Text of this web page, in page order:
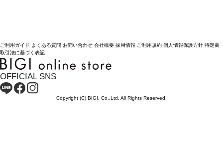
ご利用ガイド よくある質問 お問い合わせ 会社概要 採用情報 ご利用規約 個人情報保護方針 特定商
取引法に基づく表記
OFFICIAL SNS
Copyright (C) BIGI. Co.,Ltd. All Rights Reserved.